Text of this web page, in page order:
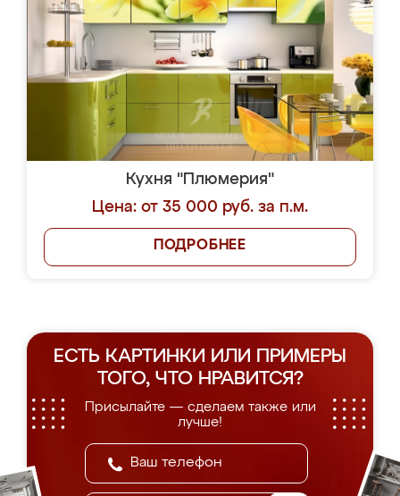
Кухня "Плюмерия"
Цена: от 35 000 руб. за п.м.
ПОДРОБНЕЕ
ЕСТЬ КАРТИНКИ ИЛИ ПРИМЕРЫ
ТОГО, ЧТО НРАВИТСЯ?
Присылайте — сделаем также или
лучше!